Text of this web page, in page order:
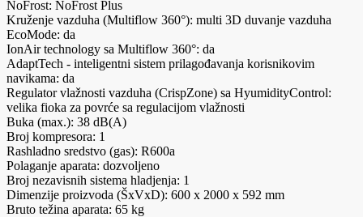
NoFrost: NoFrost Plus
Kruženje vazduha (Multiflow 360°): multi 3D duvanje vazduha
EcoMode: da
IonAir technology sa Multiflow 360°: da
AdaptTech - inteligentni sistem prilagođavanja korisnikovim
navikama: da
Regulator vlažnosti vazduha (CrispZone) sa HyumidityControl:
velika fioka za povrće sa regulacijom vlažnosti
Buka (max.): 38 dB(A)
Broj kompresora: 1
Rashladno sredstvo (gas): R600a
Polaganje aparata: dozvoljeno
Broj nezavisnih sistema hladjenja: 1
Dimenzije proizvoda (ŠxVxD): 600 x 2000 x 592 mm
Bruto težina aparata: 65 kg